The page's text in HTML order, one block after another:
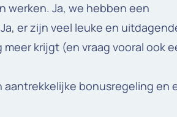
werken. Ja, we hebben een
er zijn veel leuke en
krijgt (en vraag vooral ook
aantrekkelijke bonusregeling en